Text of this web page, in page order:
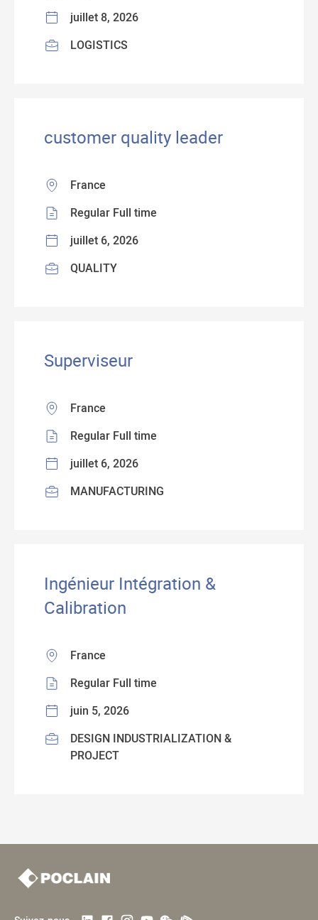
juillet 8, 2026
LOGISTICS
customer quality leader
France
Regular Full time
juillet 6, 2026
QUALITY
Superviseur
France
Regular Full time
juillet 6, 2026
MANUFACTURING
Ingénieur Intégration &
Calibration
France
Regular Full time
juin 5, 2026
DESIGN INDUSTRIALIZATION &
PROJECT